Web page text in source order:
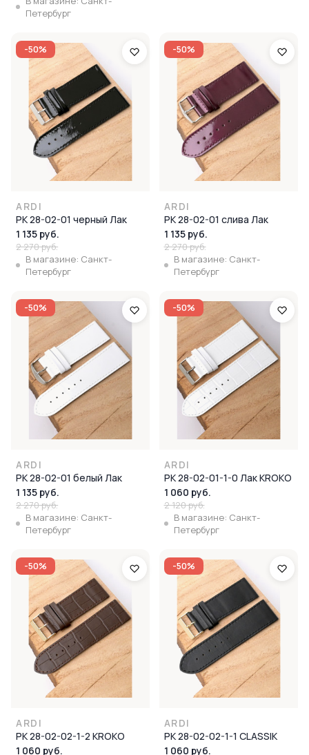
Петербург
-50%
ARDI
РК 28-02-01 черный Лак
1 135 руб.
2 270 руб.
В магазине: Санкт-
Петербург
-50%
ARDI
РК 28-02-01 слива Лак
1 135 руб.
2 270 руб.
В магазине: Санкт-
Петербург
-50%
ARDI
РК 28-02-01 белый Лак
1 135 руб.
2 270 руб.
В магазине: Санкт-
Петербург
-50%
ARDI
РК 28-02-01-1-0 Лак KROKO
1 060 руб.
2 120 руб.
В магазине: Санкт-
Петербург
-50%
ARDI
РК 28-02-02-1-2 KROKO
1 060 руб.
-50%
ARDI
РК 28-02-02-1-1 CLASSIK
1 060 руб.